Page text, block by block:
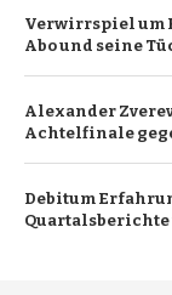
Verwirrspiel um
Abo und seine
Alexander
Achtelfinale
Debitum